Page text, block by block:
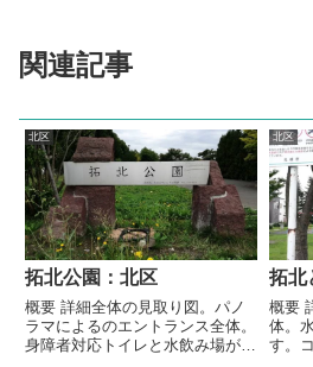
関連記事
北区
拓北公園：北区
概要 詳細全体の見取り図。パノ
ラマによるのエントランス全体。
身障者対応トイレと水飲み場が、
北区
拓北
概要
体。
す。